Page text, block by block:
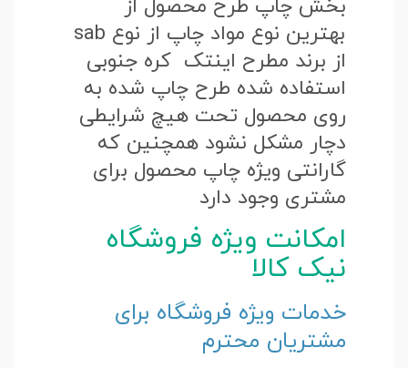
بخش چاپ طرح محصول از
بهترین نوع مواد چاپ از نوع sab
از برند مطرح اینتک کره جنوبی
استفاده شده طرح چاپ شده به
روی محصول تحت هیچ شرایطی
دچار مشکل نشود همچنین که
گارانتی ویژه چاپ محصول برای
مشتری وجود دارد
امکانت ویژه فروشگاه
نیک کالا
خدمات ویژه فروشگاه برای
مشتریان محترم